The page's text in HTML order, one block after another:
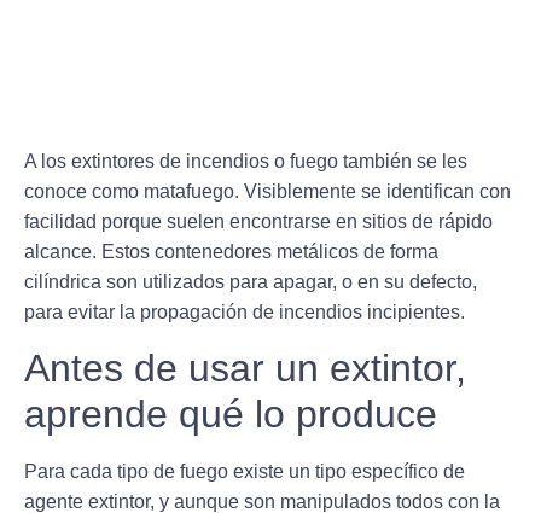
A los extintores de incendios o fuego también se les
conoce como matafuego. Visiblemente se identifican con
facilidad porque suelen encontrarse en sitios de rápido
alcance. Estos contenedores metálicos de forma
cilíndrica son utilizados para apagar, o en su defecto,
para evitar la propagación de incendios incipientes.
Antes de usar un extintor,
aprende qué lo produce
Para cada tipo de fuego existe un tipo específico de
agente extintor, y aunque son manipulados todos con la